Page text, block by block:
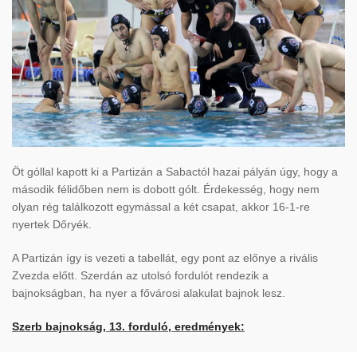
Öt góllal kapott ki a Partizán a Sabactól hazai pályán úgy, hogy a
második félidőben nem is dobott gólt. Érdekesség, hogy nem
olyan rég találkozott egymással a két csapat, akkor 16-1-re
nyertek Dőryék.
A Partizán így is vezeti a tabellát, egy pont az előnye a rivális
Zvezda előtt. Szerdán az utolsó fordulót rendezik a
bajnokságban, ha nyer a fővárosi alakulat bajnok lesz.
Szerb bajnokság, 13. forduló, eredmények: